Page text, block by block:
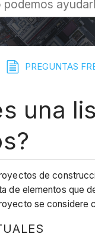
contraer
PREGUNTAS
una
de
de elementos que
se considere